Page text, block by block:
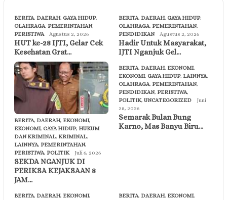
BERITA, DAERAH, GAYA HIDUP,
OLAHRAGA, PEMERINTAHAN,
PERISTIWA
Agustus 2, 2026
HUT ke-28 IJTI, Gelar Cek
Kesehatan Grat…
BERITA, DAERAH, GAYA HIDUP,
OLAHRAGA, PEMERINTAHAN,
PENDIDIKAN
Agustus 2, 2026
Hadir Untuk Masyarakat,
IJTI Nganjuk Gel…
BERITA, DAERAH, EKONOMI,
EKONOMI, GAYA HIDUP, HUKUM
DAN KRIMINAL, KRIMINAL,
LAINNYA, PEMERINTAHAN,
PERISTIWA, POLITIK Juli 6, 2026
SEKDA NGANJUK DI
PERIKSA KEJAKSAAN 8
JAM…
BERITA, DAERAH, EKONOMI,
EKONOMI, GAYA HIDUP, LAINNYA,
OLAHRAGA, PEMERINTAHAN,
PENDIDIKAN, PERISTIWA,
POLITIK, UNCATEGORIZED
Juni
28, 2026
Semarak Bulan Bung
Karno, Mas Banyu Biru…
BERITA, DAERAH, EKONOMI,
BERITA, DAERAH, EKONOMI,